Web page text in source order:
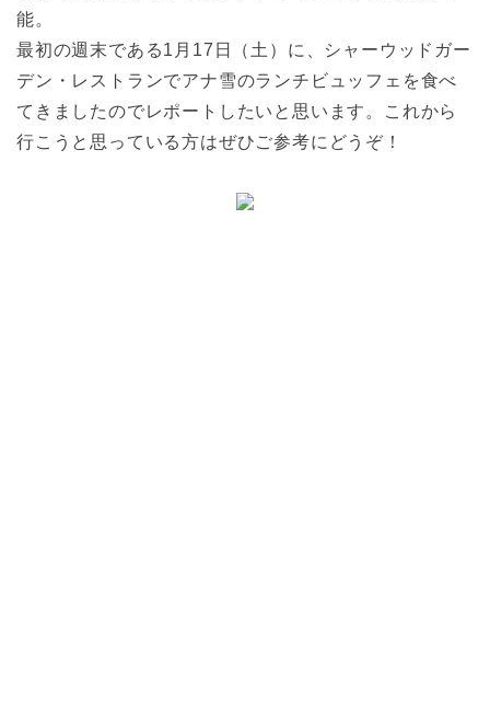
能。
最初の週末である1月17日（土）に、シャーウッドガー
デン・レストランでアナ雪のランチビュッフェを食べ
てきましたのでレポートしたいと思います。これから
行こうと思っている方はぜひご参考にどうぞ！